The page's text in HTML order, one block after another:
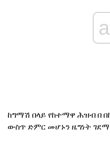
ከግማሽ በላይ የከተማዋ ሕዝብ በ
ውስጥ ድምር መሆኑን ዜግነት ገደማ